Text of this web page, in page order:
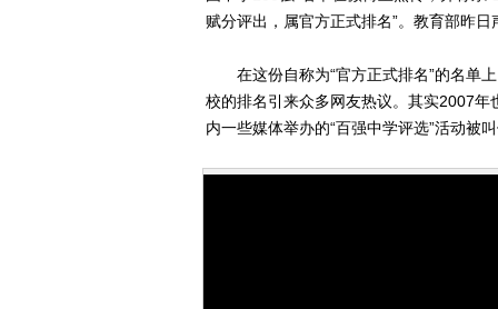
赋分评出，属官方正式排名”。教育部昨
在这份自称为“官方正式排名”的名单上
校的排名引来众多网友热议。其实2007年
内一些媒体举办的“百强中学评选”活动被